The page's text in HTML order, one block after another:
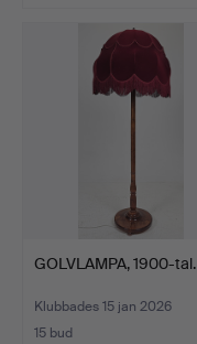
GOLVLAMPA, 1900-tal.
Klubbades 15 jan 2026
15 bud